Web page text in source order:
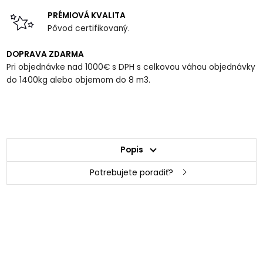
PRÉMIOVÁ KVALITA
Pôvod certifikovaný.
DOPRAVA ZDARMA
Pri objednávke nad 1000€ s DPH s celkovou váhou objednávky
do 1400kg alebo objemom do 8 m3.
Popis
Potrebujete poradiť?